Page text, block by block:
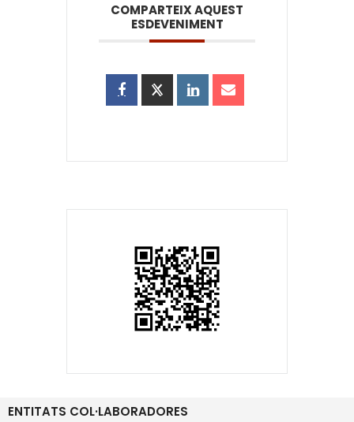
COMPARTEIX AQUEST
ESDEVENIMENT
ENTITATS COL·LABORADORES